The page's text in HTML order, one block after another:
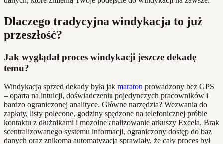
Dlaczego tradycyjna windykacja to już
przeszłość?
Jak wyglądał proces windykacji jeszcze dekadę
temu?
Windykacja sprzed dekady była jak maraton prowadzony bez GPS
– oparta na intuicji, doświadczeniu pojedynczych pracowników i
bardzo ograniczonej analityce. Główne narzędzia? Wezwania do
zapłaty, listy polecone, godziny spędzone na telefonicznej próbie
kontaktu z dłużnikami i mozolne analizowanie arkuszy Excela. Brak
scentralizowanego systemu informacji, ograniczony dostęp do baz
danych oraz znikoma automatyzacja sprawiały, że cały proces był